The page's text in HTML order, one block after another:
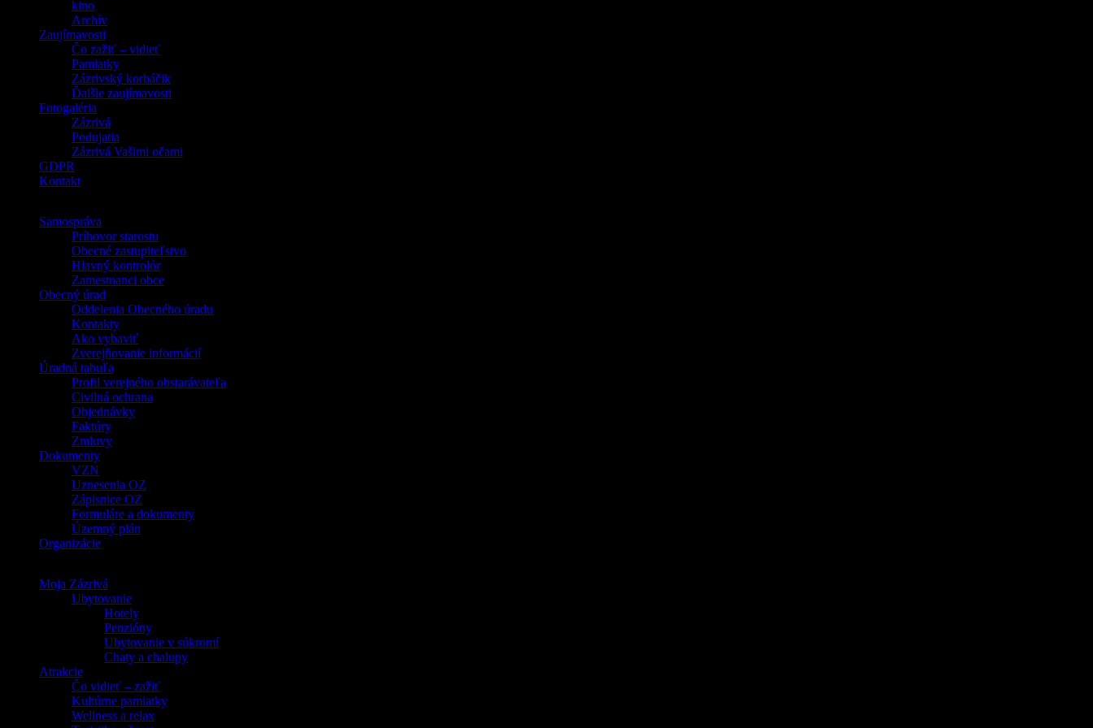
kino
Archív
Zaujímavosti
Čo zažiť – vidieť
Pamiatky
Zázrivský korbáčik
Ďalšie zaujímavosti
Fotogaléria
Zázrivá
Podujatia
Zázrivá Vašimi očami
GDPR
Kontakt
Samospráva
Príhovor starostu
Obecné zastupiteľstvo
Hlavný kontrolór
Zamestnanci obce
Obecný úrad
Oddelenia Obecného úradu
Kontakty
Ako vybaviť
Zverejňovanie informácií
Úradná tabuľa
Profil verejného obstarávateľa
Civilná ochrana
Objednávky
Faktúry
Zmluvy
Dokumenty
VZN
Uznesenia OZ
Zápisnice OZ
Formuláre a dokumenty
Územný plán
Organizácie
Moja Zázrivá
Ubytovanie
Hotely
Penzióny
Ubytovanie v súkromí
Chaty a chalupy
Atrakcie
Čo vidieť – zažiť
Kultúrne pamiatky
Wellness a relax